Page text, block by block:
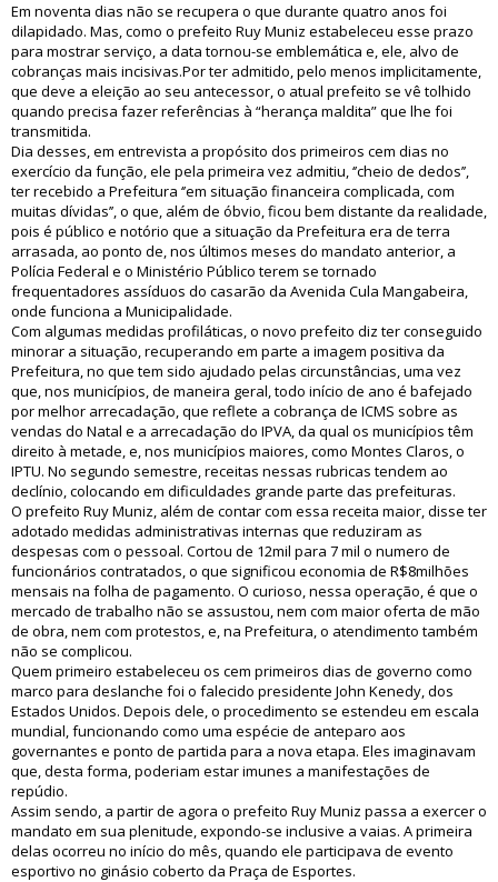
Em noventa dias não se recupera o que durante quatro anos foi
dilapidado. Mas, como o prefeito Ruy Muniz estabeleceu esse prazo
para mostrar serviço, a data tornou-se emblemática e, ele, alvo de
cobranças mais incisivas.Por ter admitido, pelo menos implicitamente,
que deve a eleição ao seu antecessor, o atual prefeito se vê tolhido
quando precisa fazer referências à “herança maldita” que lhe foi
transmitida.
Dia desses, em entrevista a propósito dos primeiros cem dias no
exercício da função, ele pela primeira vez admitiu, ‘’cheio de dedos’’,
ter recebido a Prefeitura ‘’em situação financeira complicada, com
muitas dívidas’’, o que, além de óbvio, ficou bem distante da realidade,
pois é público e notório que a situação da Prefeitura era de terra
arrasada, ao ponto de, nos últimos meses do mandato anterior, a
Polícia Federal e o Ministério Público terem se tornado
frequentadores assíduos do casarão da Avenida Cula Mangabeira,
onde funciona a Municipalidade.
Com algumas medidas profiláticas, o novo prefeito diz ter conseguido
minorar a situação, recuperando em parte a imagem positiva da
Prefeitura, no que tem sido ajudado pelas circunstâncias, uma vez
que, nos municípios, de maneira geral, todo início de ano é bafejado
por melhor arrecadação, que reflete a cobrança de ICMS sobre as
vendas do Natal e a arrecadação do IPVA, da qual os municípios têm
direito à metade, e, nos municípios maiores, como Montes Claros, o
IPTU. No segundo semestre, receitas nessas rubricas tendem ao
declínio, colocando em dificuldades grande parte das prefeituras.
O prefeito Ruy Muniz, além de contar com essa receita maior, disse ter
adotado medidas administrativas internas que reduziram as
despesas com o pessoal. Cortou de 12mil para 7 mil o numero de
funcionários contratados, o que significou economia de R$8milhões
mensais na folha de pagamento. O curioso, nessa operação, é que o
mercado de trabalho não se assustou, nem com maior oferta de mão
de obra, nem com protestos, e, na Prefeitura, o atendimento também
não se complicou.
Quem primeiro estabeleceu os cem primeiros dias de governo como
marco para deslanche foi o falecido presidente John Kenedy, dos
Estados Unidos. Depois dele, o procedimento se estendeu em escala
mundial, funcionando como uma espécie de anteparo aos
governantes e ponto de partida para a nova etapa. Eles imaginavam
que, desta forma, poderiam estar imunes a manifestações de
repúdio.
Assim sendo, a partir de agora o prefeito Ruy Muniz passa a exercer o
mandato em sua plenitude, expondo-se inclusive a vaias. A primeira
delas ocorreu no início do mês, quando ele participava de evento
esportivo no ginásio coberto da Praça de Esportes.